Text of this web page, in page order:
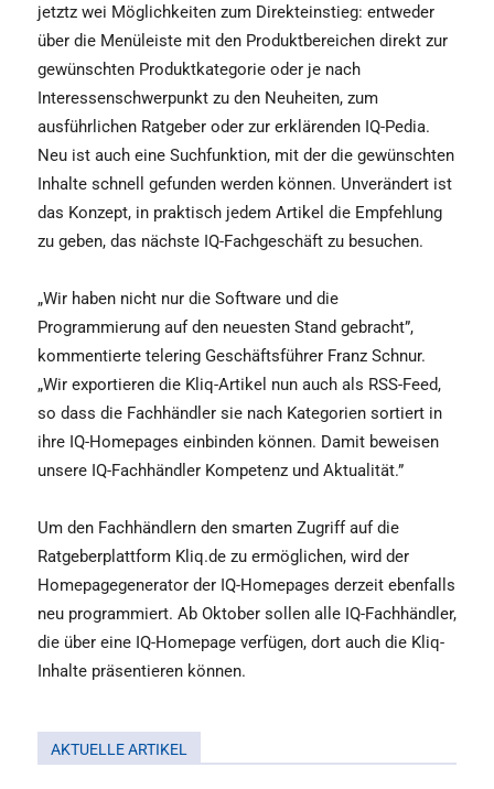
jetztz wei Möglichkeiten zum Direkteinstieg: entweder
über die Menüleiste mit den Produktbereichen direkt zur
gewünschten Produktkategorie oder je nach
Interessenschwerpunkt zu den Neuheiten, zum
ausführlichen Ratgeber oder zur erklärenden IQ-Pedia.
Neu ist auch eine Suchfunktion, mit der die gewünschten
Inhalte schnell gefunden werden können. Unverändert ist
das Konzept, in praktisch jedem Artikel die Empfehlung
zu geben, das nächste IQ-Fachgeschäft zu besuchen.
„Wir haben nicht nur die Software und die
Programmierung auf den neuesten Stand gebracht”,
kommentierte telering Geschäftsführer Franz Schnur.
„Wir exportieren die Kliq-Artikel nun auch als RSS-Feed,
so dass die Fachhändler sie nach Kategorien sortiert in
ihre IQ-Homepages einbinden können. Damit beweisen
unsere IQ-Fachhändler Kompetenz und Aktualität.”
Um den Fachhändlern den smarten Zugriff auf die
Ratgeberplattform Kliq.de zu ermöglichen, wird der
Homepagegenerator der IQ-Homepages derzeit ebenfalls
neu programmiert. Ab Oktober sollen alle IQ-Fachhändler,
die über eine IQ-Homepage verfügen, dort auch die Kliq-
Inhalte präsentieren können.
AKTUELLE ARTIKEL